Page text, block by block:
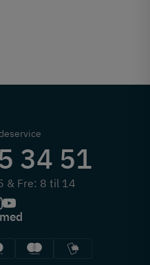
34 51
& Fre: 8 til 14